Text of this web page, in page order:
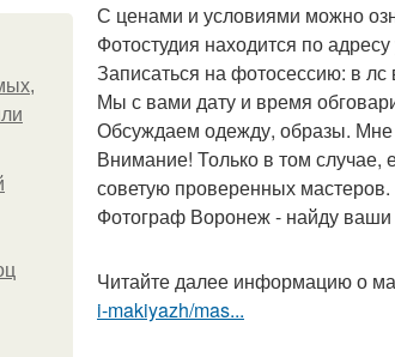
С ценами и условиями можно
Фотостудия находится по
Записаться на фотосессию: в
Мы с вами дату и время
Обсуждаем одежду, образы.
Внимание! Только в том случае,
советую проверенных мастеров.
Фотограф Воронеж - найду
Читайте далее информацию о
i-makiyazh/mas...